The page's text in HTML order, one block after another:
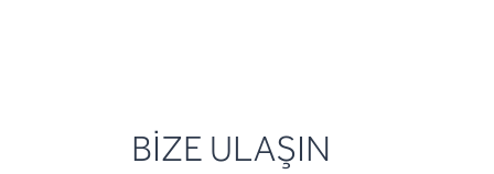
BİZE ULAŞIN